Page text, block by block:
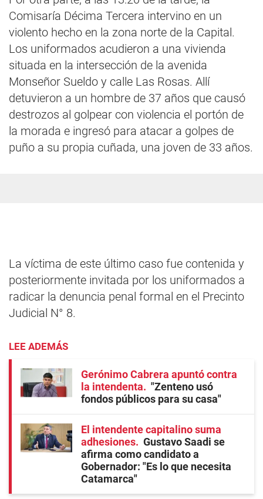
Comisaría Décima Tercera intervino en un
violento hecho en la zona norte de la Capital.
Los uniformados acudieron a una vivienda
situada en la intersección de la avenida
Monseñor Sueldo y calle Las Rosas. Allí
detuvieron a un hombre de 37 años que causó
destrozos al golpear con violencia el portón de
la morada e ingresó para atacar a golpes de
puño a su propia cuñada, una joven de 33 años.
La víctima de este último caso fue contenida y
posteriormente invitada por los uniformados a
radicar la denuncia penal formal en el Precinto
Judicial N° 8.
LEE ADEMÁS
Gerónimo Cabrera apuntó contra
la intendenta
"Zenteno usó
fondos públicos para su casa"
El intendente capitalino suma
adhesiones
Gustavo Saadi se
afirma como candidato a
Gobernador: "Es lo que necesita
Catamarca"